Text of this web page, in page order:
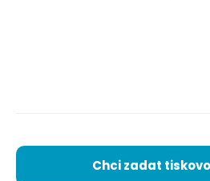
Chci zadat